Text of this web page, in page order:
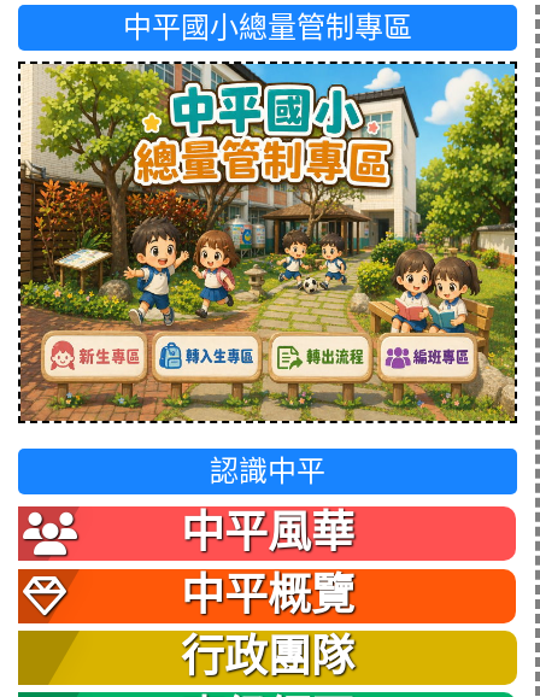
中平國小總量管制專區
認識中平
中平風華
中平概覽
行政團隊